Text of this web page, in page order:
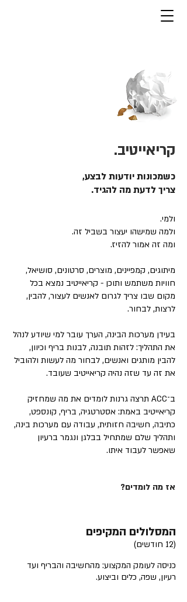
קריאייטיב.
כשמכונות יודעות לבצע,
צריך לדעת מה להגיד.
ולמי.
ולמה שמישהו יעצור בשביל זה.
ומה זה אמור להזיז.
מיתוגים, קמפיינים, מוצרים, סרטונים, סושיאל,
חוויות משתמש ותוכן - קריאייטיב נמצא בכל
מקום שבו צריך לגרום לאנשים לעצור, להבין,
לרצות, לבחור.
בעידן מערכות הבינה, הערך עובר למי שיודע לנהל
את התהליך: לזהות תובנה, לבנות בריף וכיוון,
להבין מותגים ואנשים, לבחור מה לעשות ולהוביל
את זה עד שזה נהיה קריאייטיב שעובד.
ב־ACC תרצה גרנות לומדים את מה שמחזיק
קריאייטיב באמת: אסטרטגיה, בריף, קונספט,
כתיבה, חשיבה חזותית, עבודה עם מערכות בינה,
ותהליך שלם שמתחיל בבלגן ונגמר ברעיון
שאפשר לעבוד איתו.
אז מה לומדים?
המסלולים המקיפים
(12 חודשים)
כניסה לעומק המקצוע: מהחשיבה והבריף ועד
רעיון, שפה, כלים וביצוע.